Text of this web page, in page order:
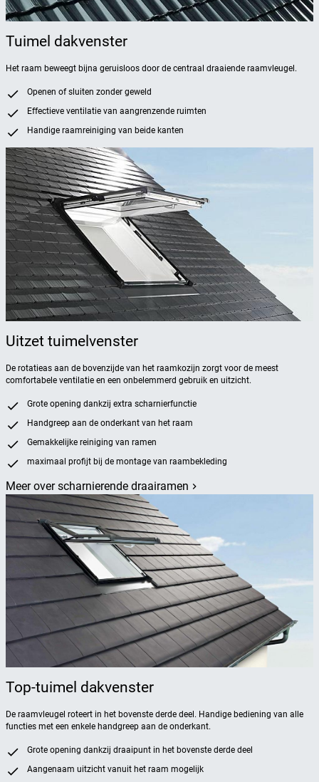
Tuimel dakvenster
Het raam beweegt bijna geruisloos door de centraal draaiende raamvleugel.
Openen of sluiten zonder geweld
Effectieve ventilatie van aangrenzende ruimten
Handige raamreiniging van beide kanten
Uitzet tuimelvenster
De rotatieas aan de bovenzijde van het raamkozijn zorgt voor de meest
comfortabele ventilatie en een onbelemmerd gebruik en uitzicht.
Grote opening dankzij extra scharnierfunctie
Handgreep aan de onderkant van het raam
Gemakkelijke reiniging van ramen
maximaal profijt bij de montage van raambekleding
Meer over scharnierende draairamen keyboard_arrow_right
Top-tuimel dakvenster
De raamvleugel roteert in het bovenste derde deel. Handige bediening van alle
functies met een enkele handgreep aan de onderkant.
Grote opening dankzij draaipunt in het bovenste derde deel
Aangenaam uitzicht vanuit het raam mogelijk